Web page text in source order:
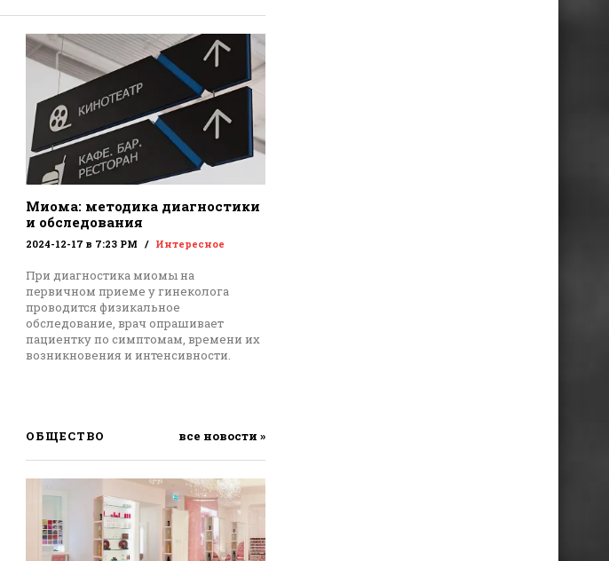
Миома: методика диагностики
и обследования
2024-12-17 в 7:23 PM Интересное
При диагностика миомы на
первичном приеме у гинеколога
проводится физикальное
обследование, врач опрашивает
пациентку по симптомам, времени их
возникновения и интенсивности.
ОБЩЕСТВО все новости »